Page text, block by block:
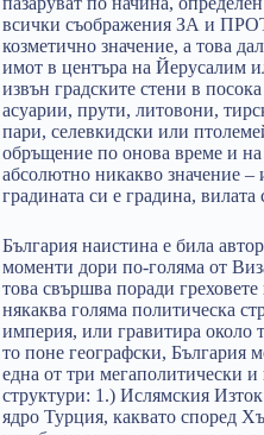
всички съображения ЗА и
козметично значение, а това
имот в центъра на Йерусалим
извън градските стени в
асуарии, прути, литовони,
пари, селевкидски или
обръщение по онова време и
абсолютно никакво значение –
градината си е градина, вилата
България наистина е била
моменти дори по-голяма от
това свършва поради
някаква голяма политическа
империя, или гравитира около
то поне географски, България
една от три мегаполитически
структури: 1.) Ислямския
ядро Турция, каквато според